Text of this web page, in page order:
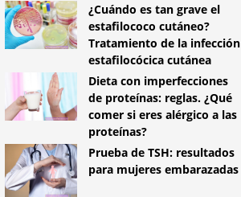
¿Cuándo es tan grave el
estafilococo cutáneo?
Tratamiento de la infección
estafilocócica cutánea
Dieta con imperfecciones
de proteínas: reglas. ¿Qué
comer si eres alérgico a las
proteínas?
Prueba de TSH: resultados
para mujeres embarazadas